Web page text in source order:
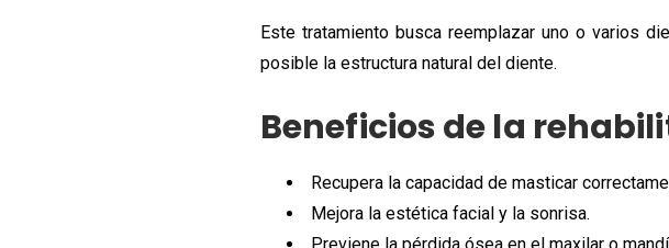
Este tratamiento busca reemplazar uno o varios
posible la estructura natural del diente.
Beneficios de la
Recupera la capacidad de masticar
Mejora la estética facial y la sonrisa.